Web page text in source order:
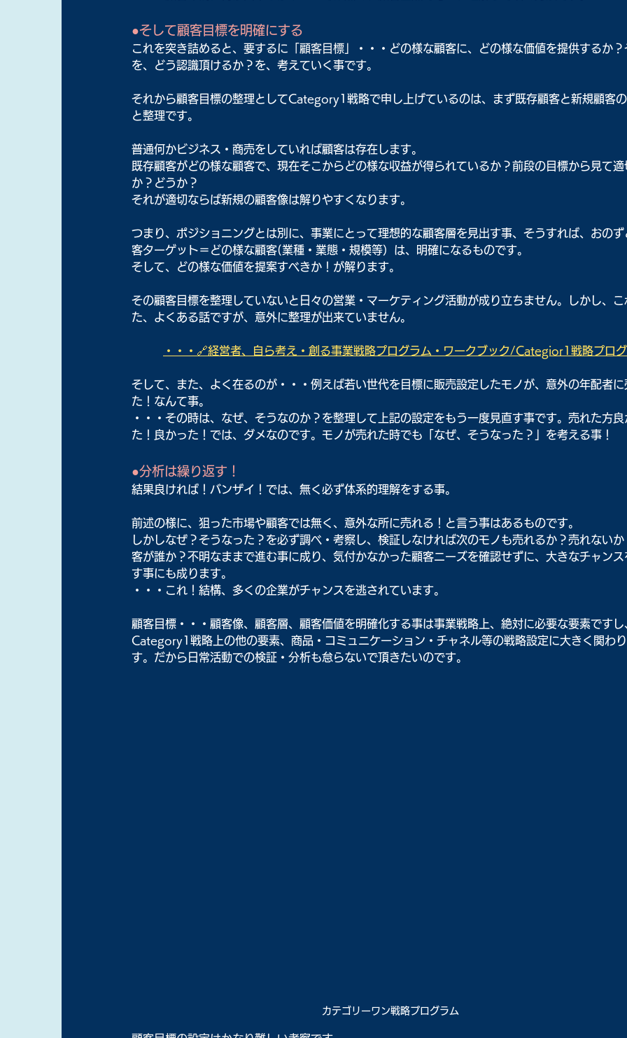
●そして顧客目標を明確にする
これを突き詰めると、要するに 「顧客目標」
・・・どの様な顧客に、どの様な価値を提供するか？
を、どう認識頂けるか？を、考えていく事です。
それから顧客目標の整理としてCategory1戦略で申し上げているのは、まず既存顧客と新規顧客
と整理です。
普通何かビジネス・商売をしていれば顧客は存在します。
既存顧客がどの様な顧客で、現在そこからどの様な収益が得られているか？前段の目標から見て適
か？どうか？
それが適切ならば新規の顧客像は解りやすくなります。
つまり、ポジショニングとは別に、事業にとって理想的な顧客層を見出す事、そうすれば、おのず
客ターゲット＝どの様な顧客(業種・業態・規模等）は、明確になるものです。
そして、どの様な価値を提案すべきか！が解ります。
その顧客目標を整理していないと日々の営業・マーケティング活動が成り立ちません。しかし、こ
た、よくある話ですが、意外に整理が出来ていません。
・・・🔗経営者、自ら考え・創る事業戦略プログラム・ワークブック/Categior1戦略プロ
そして、また、よく在るのが・・・例えば若い世代を目標に販売設定したモノが、意外の年配者に
た！なんて事。
・・・その時は、なぜ、そうなのか？を整理して上記の設定をもう一度見直す事です。売れた方良
た！良かった！では、ダメなのです。モノが売れた時でも「なぜ、そうなった？」を考える事！
●分析は繰り返す！
結果良ければ！バンザイ！では、無く必ず体系的理解をする事。
前述の様に、狙った市場や顧客では無く、意外な所に売れる！と言う事はあるものです。
しかしなぜ？そうなった？を必ず調べ・考察し、検証しなければ次のモノも売れるか？売れないか
客が誰か？不明なままで進む事に成り、気付かなかった顧客ニーズを確認せずに、大きなチャンス
す事にも成ります。
・・・これ！結構、多くの企業がチャンスを逃されています。
顧客目標・・・顧客像、顧客層、顧客価値を明確化する事は事業戦略上、絶対に必要な要素ですし
Category1戦略上の他の要素、商品・コミュニケーション・チャネル等の戦略設定に大きく関わ
す。だから日常活動での検証・分析も怠らないで頂きたいのです。
カテゴリーワン戦略プログラム